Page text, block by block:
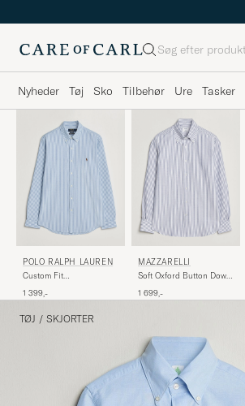
Søg
Nyheder Tøj Sko Tilbehør Ure Tasker
POLO RALPH LAUREN
Custom Fit
Shirt Blue
1 399,-
MAZZARELLI
Soft Oxford Button Down
1 699,-
TØJ / SKJORTER